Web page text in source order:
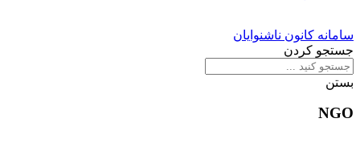
سامانه کانون ناشنوایان
جستجو کردن
بستن
NGO